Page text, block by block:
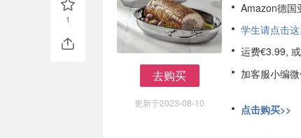
去购买
更新于2023-08-10
Amazon德国
学生请点击
运费€3.99,
加客服小编微
点击购买>>
1